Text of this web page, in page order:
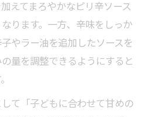
えてまろやかなピリ辛ソース
ります。一方、辛味をしっか
やラー油を追加したソースを
量を調整できるようにすると
て「子どもに合わせて甘めの